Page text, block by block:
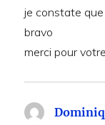
je constate
bravo
merci pour